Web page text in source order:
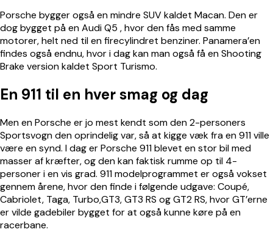
Porsche bygger også en mindre SUV kaldet Macan. Den er
dog bygget på enAudi Q5 , hvor den fås med samme
motorer, helt ned til en firecylindret benziner. Panamera’en
findes også endnu, hvor i dag kan man også få en Shooting
Brake version kaldet Sport Turismo.
En 911 til en hver smag og dag
Men en Porsche er jo mest kendt som den 2-personers
Sportsvogn den oprindelig var, så at kigge væk fra en 911 ville
være en synd. I dag er Porsche 911 blevet en stor bil med
masser af kræfter, og den kan faktisk rumme op til 4-
personer i en vis grad. 911 modelprogrammet er også vokset
gennem årene, hvor den finde i følgende udgave: Coupé,
Cabriolet, Taga, Turbo,GT3, GT3 RS og GT2 RS, hvor GT’erne
er vilde gadebiler bygget for at også kunne køre på en
racerbane.